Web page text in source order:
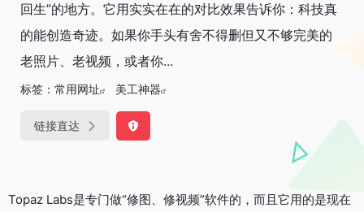
回生”的地方。它用实实在在的对比效果告诉你：科技真
的能创造奇迹。如果你手头有舍不得删但又不够完美的
老照片、老视频，或者你...
标签： 常用网址 美工神器
链接直达
Topaz Labs是专门做“修图、修视频”软件的，而且它用的是现在